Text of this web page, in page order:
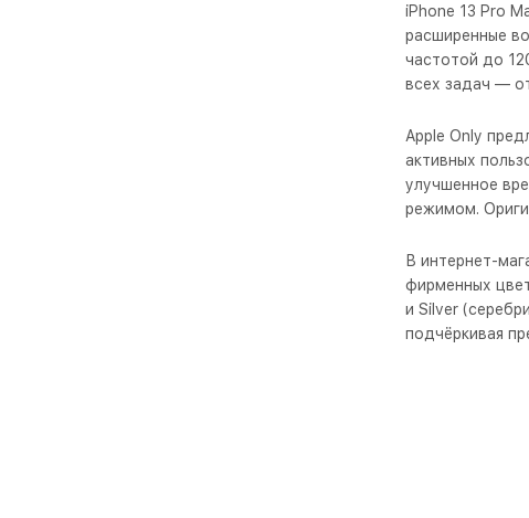
iPhone 13 Pro
расширенные
частотой до
всех задач —
Apple Only
активных
улучшенное
режимом.
В интернет-
фирменных
и Silver
подчёркивая